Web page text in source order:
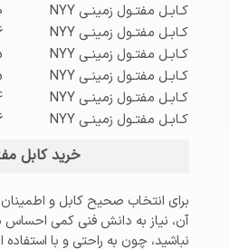
کـابـل مفتـول زمینـی NYY
کـابـل مفتـول زمینـی NYY
کـابـل مفتـول زمینـی NYY
کـابـل مفتـول زمینـی NYY
کـابـل مفتـول زمینـی NYY
کـابـل مفتـول زمینـی NYY
خرید کابل
برای انتخاب صحیح کابل و
آن، نیاز به دانش فنی کمی احساس
نباشید، چون به راحتی و با